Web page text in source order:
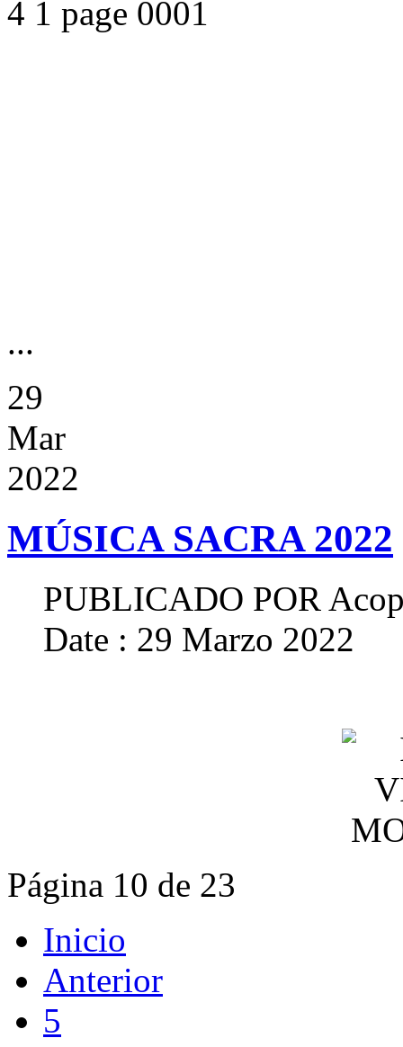
...
29
Mar
2022
MÚSICA SACRA 2022
PUBLICADO POR
Date : 29 Marzo 2022
Página 10 de 23
Inicio
Anterior
5